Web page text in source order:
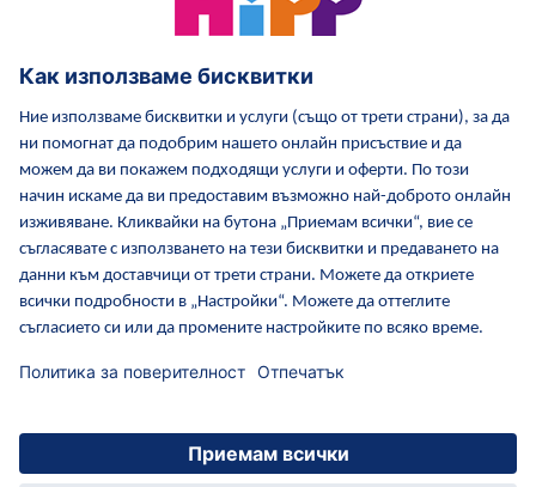
Грижа за кожата от HiPP
HiPP по време бременност
Политика за поверителност
Общи условия
Отпечатване
Повече за HiPP Контакти